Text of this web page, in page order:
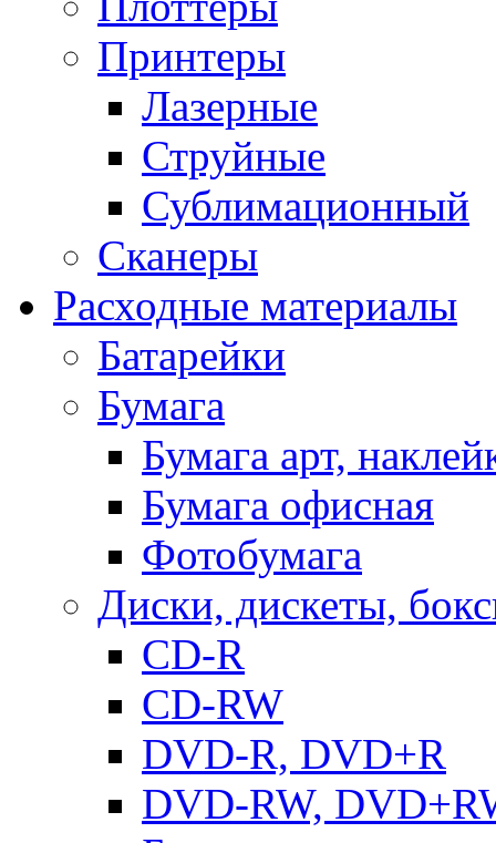
Принтеры
Лазерные
Струйные
Сублимационный
Сканеры
Расходные материалы
Батарейки
Бумага
Бумага арт,
Бумага офисная
Фотобумага
Диски, дискеты,
CD-R
CD-RW
DVD-R, DVD+R
DVD-RW,